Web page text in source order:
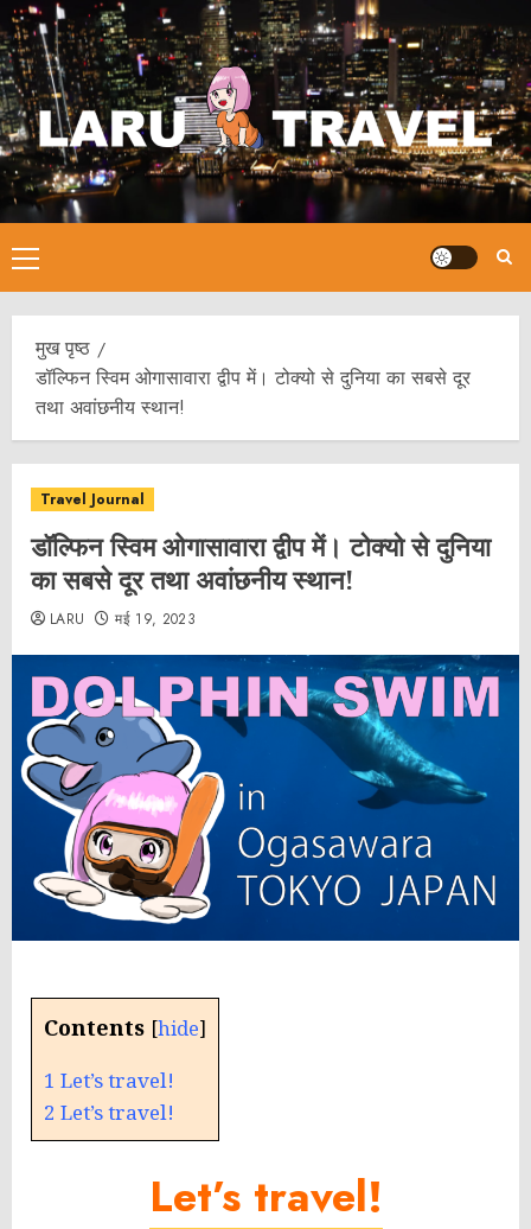
छोड़कर
सामग्री
पर
जाएँ
प्राथमिक
सूची
मुख पृष्ठ
डॉल्फिन स्विम ओगासावारा द्वीप में। टोक्यो से दुनिया का सबसे दूर
तथा अवांछनीय स्थान!
Travel Journal
डॉल्फिन स्विम ओगासावारा द्वीप में। टोक्यो से दुनिया
का सबसे दूर तथा अवांछनीय स्थान!
LARU मई 19, 2023
Contents [hide]
1 Let’s travel!
2 Let’s travel!
Let’s travel!